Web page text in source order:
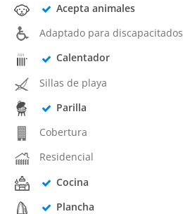
Acepta animales
Adaptado para discapacitados
Calentador
Sillas de playa
Parilla
Cobertura
Residencial
Cocina
Plancha